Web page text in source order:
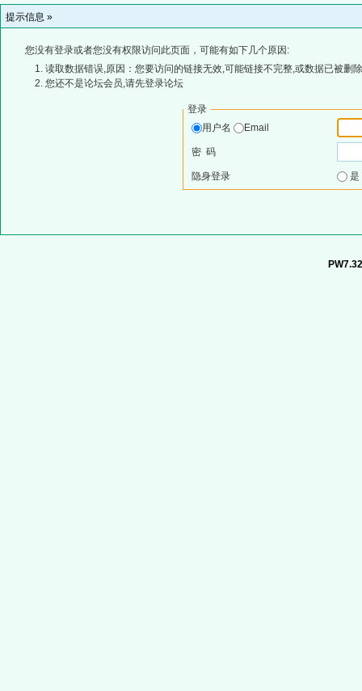
提示信息 »
您没有登录或者您没有权限访问此页面，可能有如下几个原因:
读取数据错误,原因：您要访问的链接无效,可能链接不完整,或数据已被删
您还不是论坛会员,请先登录论坛
登录
用户名
Email
密 码
隐身登录